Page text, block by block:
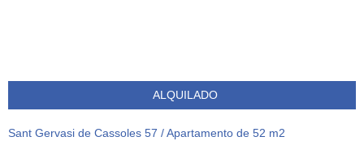
ALQUILADO
Sant Gervasi de Cassoles 57 / Apartamento de 52 m2